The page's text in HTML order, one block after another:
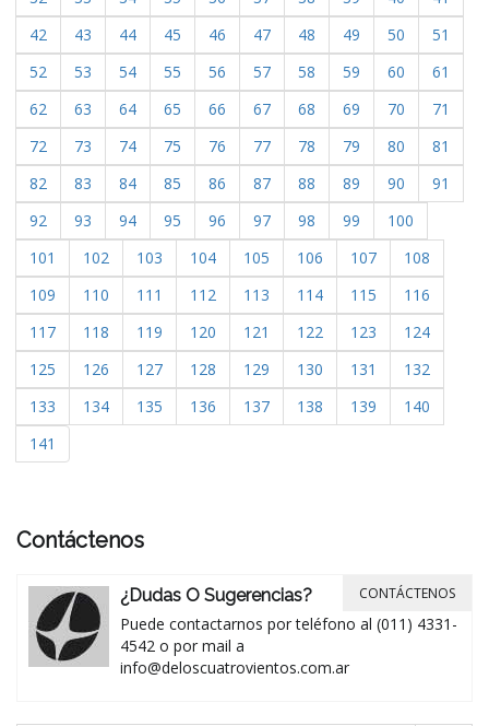
42
43 44 45 46 47 48 49 50
51
52
53 54 55 56 57 58 59 60
61
62
63 64 65 66 67 68 69 70
71
72
73 74 75 76 77 78 79 80
81
82
83 84 85 86 87 88 89 90
91
92
93 94 95 96 97 98 99
100
101
102 103 104 105 106 107
108
109
110 111 112 113 114 115
116
117
118 119 120 121 122 123
124
125
126 127 128 129 130 131
132
133
134 135 136 137 138 139
140
141
Contáctenos
¿Dudas O Sugerencias?
Puede contactarnos por teléfono al (011) 4331-
4542 o por mail a
info@deloscuatrovientos.com.ar
CONTÁCTENOS